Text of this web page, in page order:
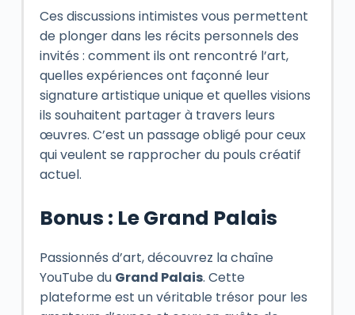
Ces discussions intimistes vous permettent
de plonger dans les récits personnels des
invités : comment ils ont rencontré l’art,
quelles expériences ont façonné leur
signature artistique unique et quelles visions
ils souhaitent partager à travers leurs
œuvres. C’est un passage obligé pour ceux
qui veulent se rapprocher du pouls créatif
actuel.
Bonus : Le Grand Palais
Passionnés d’art, découvrez la chaîne
YouTube du Grand Palais. Cette
plateforme est un véritable trésor pour les